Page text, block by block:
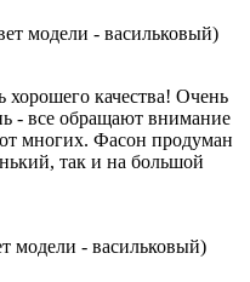
модели - васильковый)
хорошего качества! Очень
- все обращают внимание
от многих. Фасон продуман
так и на большой
модели - васильковый)